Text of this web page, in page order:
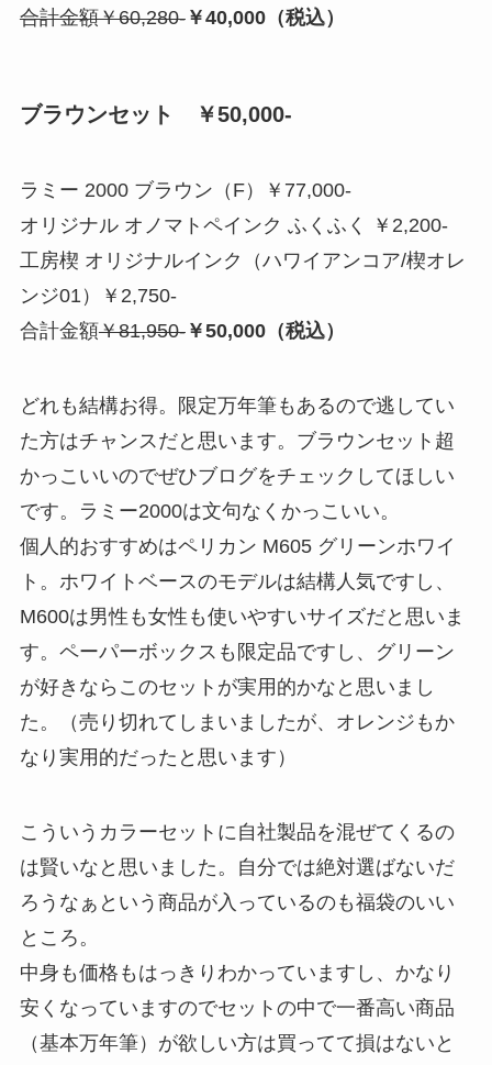
合計金額￥60,280-￥40,000（税込）
ブラウンセット ￥50,000-
ラミー 2000 ブラウン（F）￥77,000-
オリジナル オノマトペインク ふくふく ￥2,200-
工房楔 オリジナルインク（ハワイアンコア/楔オレ
ンジ01）￥2,750-
合計金額￥81,950-￥50,000（税込）
どれも結構お得。限定万年筆もあるので逃してい
た方はチャンスだと思います。ブラウンセット超
かっこいいのでぜひブログをチェックしてほしい
です。ラミー2000は文句なくかっこいい。
個人的おすすめはペリカン M605 グリーンホワイ
ト。ホワイトベースのモデルは結構人気ですし、
M600は男性も女性も使いやすいサイズだと思いま
す。ペーパーボックスも限定品ですし、グリーン
が好きならこのセットが実用的かなと思いまし
た。（売り切れてしまいましたが、オレンジもか
なり実用的だったと思います）
こういうカラーセットに自社製品を混ぜてくるの
は賢いなと思いました。自分では絶対選ばないだ
ろうなぁという商品が入っているのも福袋のいい
ところ。
中身も価格もはっきりわかっていますし、かなり
安くなっていますのでセットの中で一番高い商品
（基本万年筆）が欲しい方は買ってて損はないと